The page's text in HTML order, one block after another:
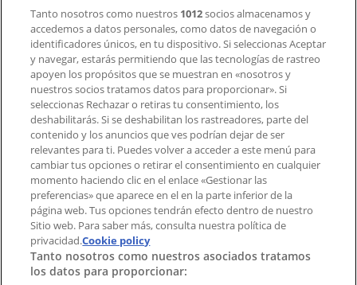
Contacto comercial y de marketing
Tienda mal colocada en el mapa
Notificar un folleto
¿Encontraste un problema en la web o en la
aplicación?
Índices
Marcas
Marcas locales
Negocios
Negocios cercanos
Productos
Tanto nosotros como nuestros 1012socios almacenamos y
accedemos a datos personales, como datos de navegación o
identificadores únicos, en tu dispositivo. Si seleccionas Aceptar
y navegar, estarás permitiendo que las tecnologías de rastreo
apoyen los propósitos que se muestran en «nosotros y
nuestros socios tratamos datos para proporcionar». Si
seleccionas Rechazar o retiras tu consentimiento, los
deshabilitarás. Si se deshabilitan los rastreadores, parte del
contenido y los anuncios que ves podrían dejar de ser
relevantes para ti. Puedes volver a acceder a este menú para
cambiar tus opciones o retirar el consentimiento en cualquier
momento haciendo clic en el enlace «Gestionar las
preferencias» que aparece en el en la parte inferior de la
página web. Tus opciones tendrán efecto dentro de nuestro
Sitio web. Para saber más, consulta nuestra política de
privacidad.Cookie policy
Tanto nosotros como nuestros asociados tratamos
los datos para proporcionar: